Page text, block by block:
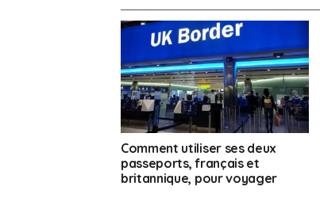
Comment utiliser ses deux
passeports, français et
britannique, pour voyager